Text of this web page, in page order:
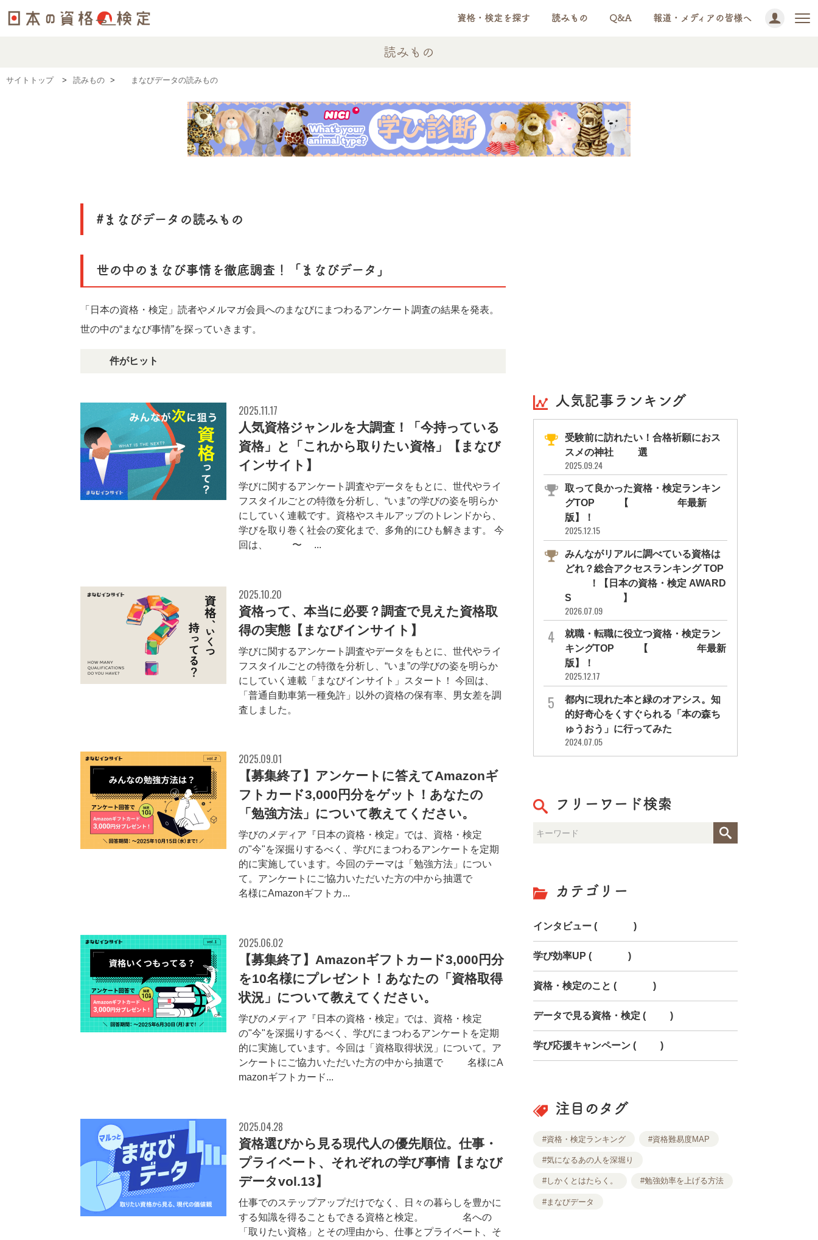
資格・検定を探す 読みもの Q&A 報道・メディアの皆様へ
読みもの
サイトトップ 読みもの #まなびデータの読みもの
#まなびデータの読みもの
世の中のまなび事情を徹底調査！「まなびデータ」
「日本の資格・検定」読者やメルマガ会員へのまなびにまつわるアンケート調査の結果を発表。
世の中の“まなび事情”を探っていきます。
21件がヒット
2025.11.17
人気資格ジャンルを大調査！「今持っている
資格」と「これから取りたい資格」【まなび
インサイト】
学びに関するアンケート調査やデータをもとに、世代やライ
フスタイルごとの特徴を分析し、“いま”の学びの姿を明らか
にしていく連載です。資格やスキルアップのトレンドから、
学びを取り巻く社会の変化まで、多角的にひも解きます。 今
回は、10〜6...
2025.10.20
資格って、本当に必要？調査で見えた資格取
得の実態【まなびインサイト】
学びに関するアンケート調査やデータをもとに、世代やライ
フスタイルごとの特徴を分析し、“いま”の学びの姿を明らか
にしていく連載「まなびインサイト」スタート！ 今回は、
「普通自動車第一種免許」以外の資格の保有率、男女差を調
査しました。
2025.09.01
【募集終了】アンケートに答えてAmazonギ
フトカード3,000円分をゲット！あなたの
「勉強方法」について教えてください。
学びのメディア『日本の資格・検定』では、資格・検定
の"今"を深掘りするべく、学びにまつわるアンケートを定期
的に実施しています。今回のテーマは「勉強方法」につい
て。アンケートにご協力いただいた方の中から抽選で10
名様にAmazonギフトカ...
2025.06.02
【募集終了】Amazonギフトカード3,000円分
を10名様にプレゼント！あなたの「資格取得
状況」について教えてください。
学びのメディア『日本の資格・検定』では、資格・検定
の"今"を深掘りするべく、学びにまつわるアンケートを定期
的に実施しています。今回は「資格取得状況」について。ア
ンケートにご協力いただいた方の中から抽選で10名様にA
mazonギフトカード...
2025.04.28
資格選びから見る現代人の優先順位。仕事・
プライベート、それぞれの学び事情【まなび
データvol.13】
仕事でのステップアップだけでなく、日々の暮らしを豊かに
する知識を得ることもできる資格と検定。 712名への
「取りたい資格」とその理由から、仕事とプライベート、そ
人気記事ランキング
受験前に訪れたい！合格祈願におス
スメの神社11選
2025.09.24
取って良かった資格・検定ランキン
グTOP10【2026年最新
版】！
2025.12.15
みんながリアルに調べている資格は
どれ？総合アクセスランキング TOP
10！【日本の資格・検定 AWARD
S 2026】
2026.07.09
就職・転職に役立つ資格・検定ラン
キングTOP30【2026年最新
版】！
2025.12.17
都内に現れた本と緑のオアシス。知
的好奇心をくすぐられる「本の森ち
ゅうおう」に行ってみた
2024.07.05
フリーワード検索
カテゴリー
インタビュー (154)
学び効率UP (268)
資格・検定のこと (150)
データで見る資格・検定 (85)
学び応援キャンペーン (78)
注目のタグ
#資格・検定ランキング #資格難易度MAP
#気になるあの人を深堀り
#しかくとはたらく。 #勉強効率を上げる方法
#まなびデータ